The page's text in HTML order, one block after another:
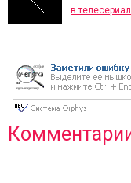
в телесериал